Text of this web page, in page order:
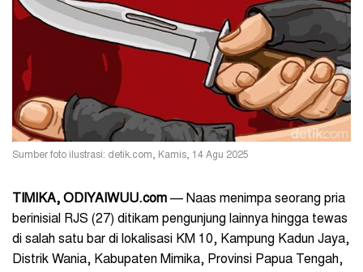
Sumber foto ilustrasi: detik.com, Kamis, 14 Agu 2025
TIMIKA, ODIYAIWUU.com — Naas menimpa seorang pria
berinisial RJS (27) ditikam pengunjung lainnya hingga tewas
di salah satu bar di lokalisasi KM 10, Kampung Kadun Jaya,
Distrik Wania, Kabupaten Mimika, Provinsi Papua Tengah,